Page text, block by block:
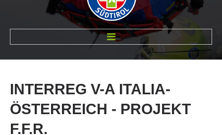
INTERREG V-A ITALIA-
ÖSTERREICH - PROJEKT
F.F.R.